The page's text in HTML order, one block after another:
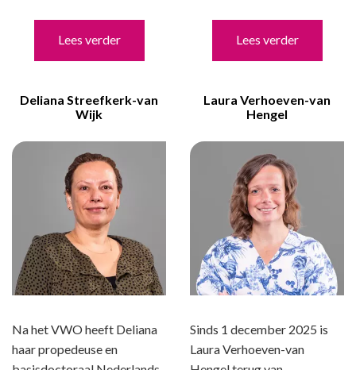
Lees verder Lees verder
Deliana Streefkerk-van
Wijk
Na het VWO heeft Deliana
haar propedeuse en
Laura Verhoeven-van
Hengel
Sinds 1 december 2025 is
Laura Verhoeven-van